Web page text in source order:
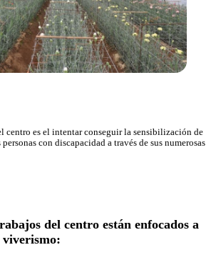
centro es el intentar conseguir la sensibilización de
con discapacidad a través de sus numerosas
del centro están enfocados a
: